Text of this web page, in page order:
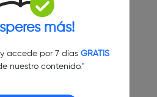
más!
accede por 7 días GRATIS
nuestro contenido."